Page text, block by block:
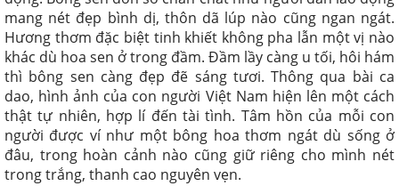
mang nét đẹp bình dị, thôn dã lúp nào cũng ngan ngát.
Hương thơm đặc biệt tinh khiết không pha lẫn một vị nào
khác dù hoa sen ở trong đầm. Đầm lầy càng u tối, hôi hám
thì bông sen càng đẹp đẽ sáng tươi. Thông qua bài ca
dao, hình ảnh của con người Việt Nam hiện lên một cách
thật tự nhiên, hợp lí đến tài tình. Tâm hồn của mỗi con
người được ví như một bông hoa thơm ngát dù sống ở
đâu, trong hoàn cảnh nào cũng giữ riêng cho mình nét
trong trắng, thanh cao nguyên vẹn.